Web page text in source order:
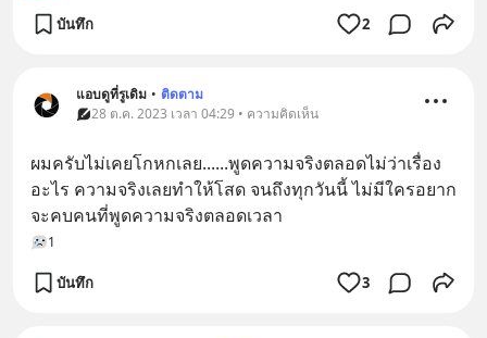
บันทึก 2
แอบดูที่รูเดิม • ติดตาม
28 ต.ค. 2023 เวลา 04:29 • ความคิดเห็น
ผมครับไม่เคยโกหกเลย......พูดความจริงตลอดไม่ว่าเรื่อง
อะไร ความจริงเลยทำให้โสด จนถึงทุกวันนี้ ไม่มีใครอยาก
จะคบคนที่พูดความจริงตลอดเวลา
1
บันทึก 3